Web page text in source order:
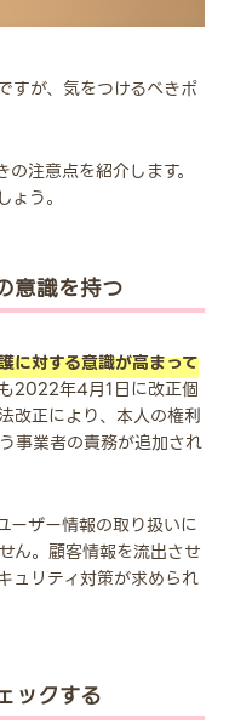
すが、気をつけるべきポ
注意点を紹介します。
う。
意識を持つ
に対する意識が高まって
2022年4月1日に改正個
改正により、本人の権利
事業者の責務が追加され
ーザー情報の取り扱いに
ん。顧客情報を流出させ
ュリティ対策が求められ
ックする